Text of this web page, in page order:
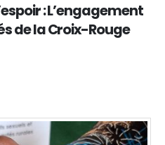
: L’engagement
de la Croix-Rouge